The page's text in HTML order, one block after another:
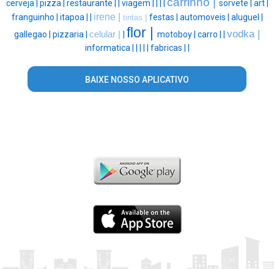
cerveja | pizza | restaurante | viagem | sorvete | art |
franguinho | itapoa | irene | tintas | festas | automoveis | aluguel |
gallegao | pizzaria | celular | flor | motoboy | carro | vodka |
informatica | fabricas |
BAIXE NOSSO APLICATIVO